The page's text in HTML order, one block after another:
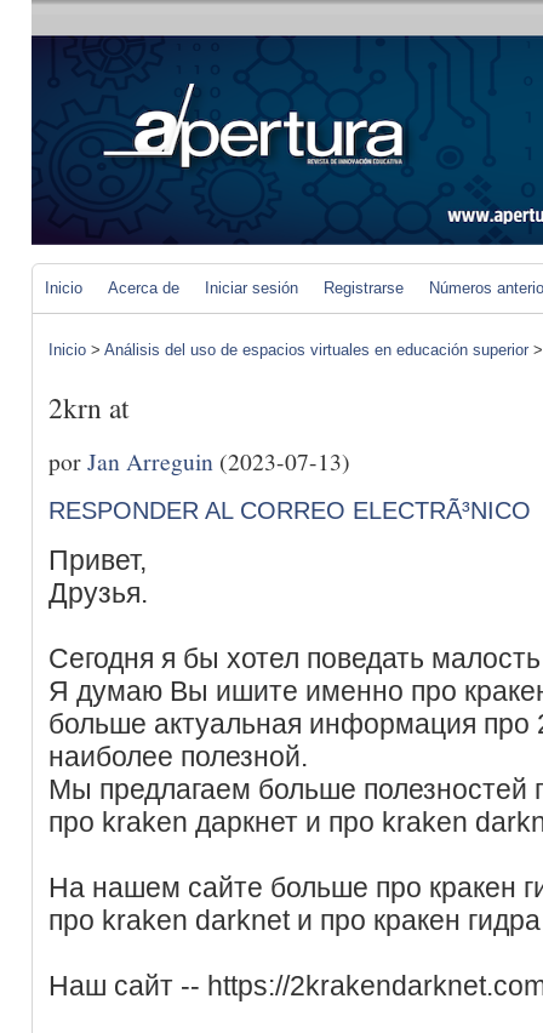
Inicio Acerca de Iniciar sesión Registrarse Números
Inicio > Análisis del uso de espacios virtuales en educación superior
2krn at
porJan Arreguin (2023-07-13)
RESPONDER AL CORREO ELECTRÃ³NICO
Привет,
Друзья.
Сегодня я бы хотел поведать
Я думаю Вы ишите именно про
больше актуальная информация про
наиболее полезной.
Мы предлагаем больше полезностей
про kraken даркнет и про kraken
На нашем сайте больше про кракен
про kraken darknet и про кракен
Наш сайт -- https://